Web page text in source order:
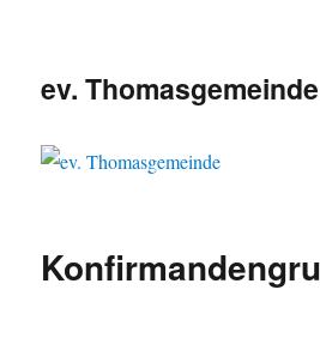
ev. Thomasgemeinde